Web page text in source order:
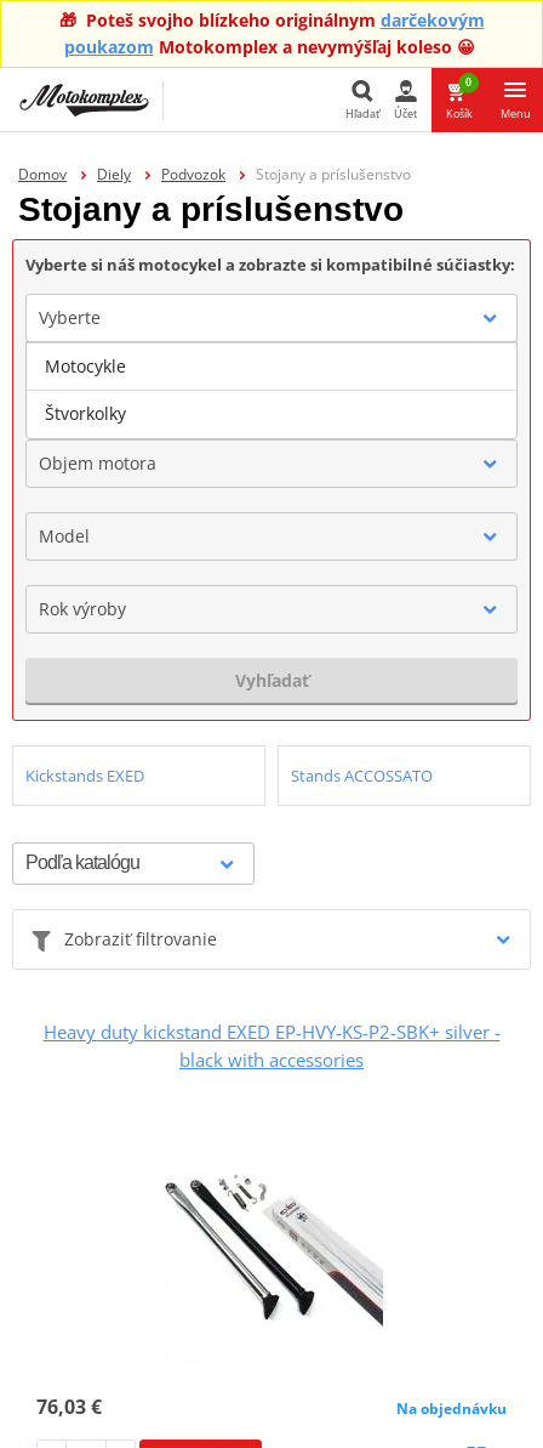
🎁 Poteš svojho blízkeho originálnym darčekovým
poukazom Motokomplex a nevymýšľaj koleso 😀
Hľadať Účet
0
Košík Menu
Domov Diely Podvozok Stojany a príslušenstvo
Stojany a príslušenstvo
Vyberte si náš motocykel a zobrazte si kompatibilné súčiastky:
Vyberte
Značka
Objem motora
Model
Rok výroby
Vyhľadať
Kickstands EXED Stands ACCOSSATO
Zobraziť filtrovanie
Heavy duty kickstand EXED EP-HVY-KS-P2-SBK+ silver -
black with accessories
76,03 € Na objednávku
Motocykle
Štvorkolky